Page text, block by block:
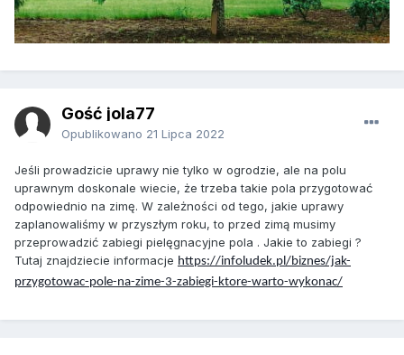
Gość jola77
Opublikowano 21 Lipca 2022
Jeśli prowadzicie uprawy nie tylko w ogrodzie, ale na polu
uprawnym doskonale wiecie, że trzeba takie pola przygotować
odpowiednio na zimę. W zależności od tego, jakie uprawy
zaplanowaliśmy w przyszłym roku, to przed zimą musimy
przeprowadzić zabiegi pielęgnacyjne pola . Jakie to zabiegi ?
Tutaj znajdziecie informacje https://infoludek.pl/biznes/jak-
przygotowac-pole-na-zime-3-zabiegi-ktore-warto-wykonac/